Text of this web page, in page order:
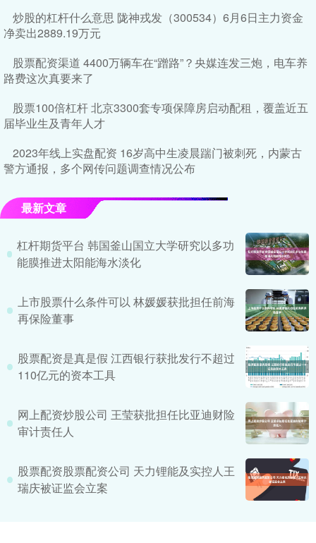
炒股的杠杆什么意思 陇神戎发（300534）6月6日主力资金
净卖出2889.19万元
股票配资渠道 4400万辆车在“蹭路”？央媒连发三炮，电车养
路费这次真要来了
股票100倍杠杆 北京3300套专项保障房启动配租，覆盖近五
届毕业生及青年人才
2023年线上实盘配资 16岁高中生凌晨踹门被刺死，内蒙古
警方通报，多个网传问题调查情况公布
最新文章
杠杆期货平台 韩国釜山国立大学研究以多功
能膜推进太阳能海水淡化
上市股票什么条件可以 林媛媛获批担任前海
再保险董事
股票配资是真是假 江西银行获批发行不超过
110亿元的资本工具
网上配资炒股公司 王莹获批担任比亚迪财险
审计责任人
股票配资股票配资公司 天力锂能及实控人王
瑞庆被证监会立案